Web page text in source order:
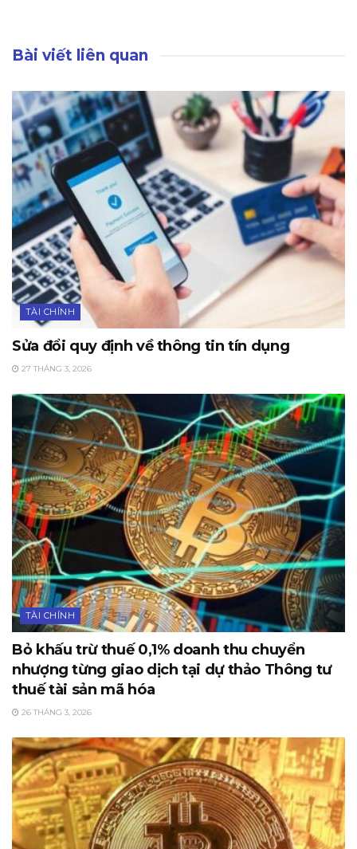
Bài viết liên quan
TÀI CHÍNH
Sửa đổi quy định về thông tin tín dụng
27 THÁNG 3, 2026
TÀI CHÍNH
Bỏ khấu trừ thuế 0,1% doanh thu chuyển
nhượng từng giao dịch tại dự thảo Thông tư
thuế tài sản mã hóa
26 THÁNG 3, 2026